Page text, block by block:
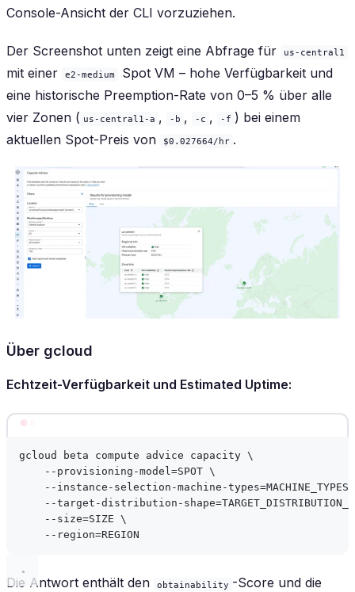
Console-Ansicht der CLI vorzuziehen.
Der Screenshot unten zeigt eine Abfrage für us-central1
mit einer e2-medium
Spot VM – hohe Verfügbarkeit und
eine historische Preemption-Rate von 0–5 % über alle
vier Zonen ( us-central1-a , -b , -c , -f ) bei einem
aktuellen Spot-Preis von
$0.027664/hr .
Über gcloud
Echtzeit-Verfügbarkeit und Estimated Uptime:
gcloud beta compute advice capacity \
--provisioning-model=SPOT \
--instance-selection-machine-types=MACHINE_TYPES
--target-distribution-
--size=SIZE \
--region=REGION
Die Antwort enthält den obtainability -Score und die